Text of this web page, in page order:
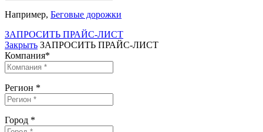
Например, Беговые дорожки
ЗАПРОСИТЬ ПРАЙС-ЛИСТ
Закрыть ЗАПРОСИТЬ ПРАЙС-ЛИСТ
Компания*
Регион *
Город *